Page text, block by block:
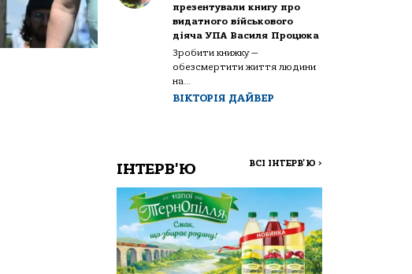
презентували книгу про
видатного військового
діяча УПА Василя Процюка
Зробити книжку —
обезсмертити життя людини
на...
ВІКТОРІЯ ДАЙВЕР
ІНТЕРВ'Ю ВСІ ІНТЕРВ'Ю >